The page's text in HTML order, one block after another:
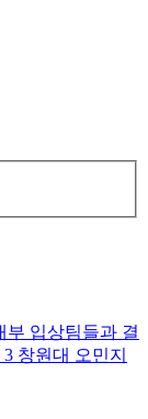
부 입상팀들과 결
창원대 오민지